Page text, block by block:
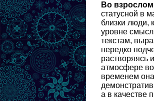
Во
статусной в
близки люди,
уровне
текстам,
нередко
растворяясь
атмосфере
временем
а в качестве